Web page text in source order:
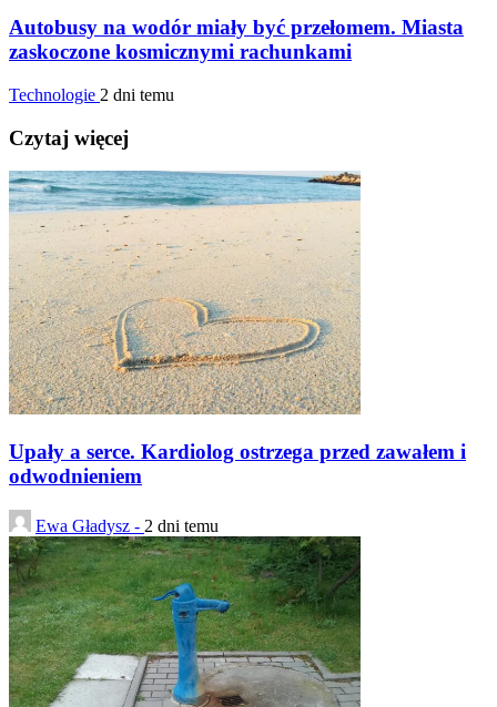
Autobusy na wodór miały być przełomem. Miasta
zaskoczone kosmicznymi rachunkami
Technologie 2 dni temu
Czytaj więcej
Upały a serce. Kardiolog ostrzega przed zawałem i
odwodnieniem
Ewa Gładysz - 2 dni temu